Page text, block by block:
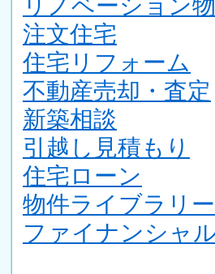
注文住宅
住宅リフォーム
不動産売却・査定
新築相談
引越し見積もり
住宅ローン
物件ライブラリー
ファイナンシャ